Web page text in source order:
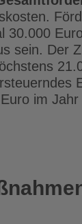
30.000
sein. Der
im